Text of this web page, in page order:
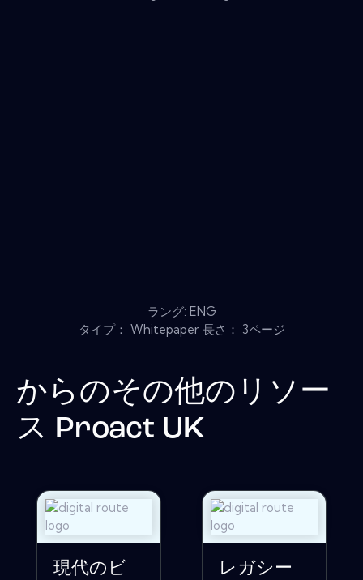
ラング: ENG
タイプ： Whitepaper 長さ： 3ページ
からのその他のリソー
ス Proact UK
現代のビ
レガシー